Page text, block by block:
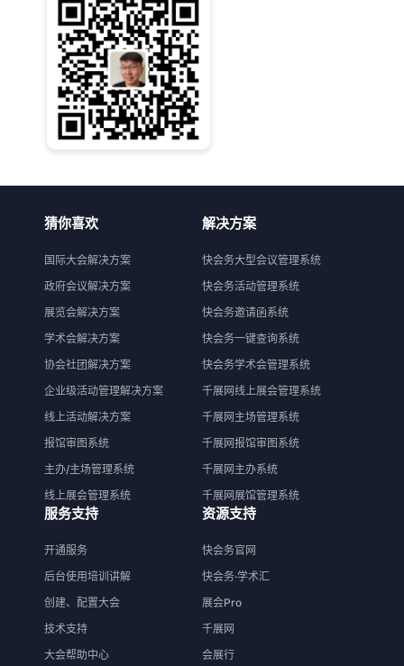
猜你喜欢
国际大会解决方案
政府会议解决方案
展览会解决方案
学术会解决方案
协会社团解决方案
企业级活动管理解决方案
线上活动解决方案
报馆审图系统
主办/主场管理系统
线上展会管理系统
解决方案
快会务大型会议管理系统
快会务活动管理系统
快会务邀请函系统
快会务一键查询系统
快会务学术会管理系统
千展网线上展会管理系统
千展网主场管理系统
千展网报馆审图系统
千展网主办系统
千展网展馆管理系统
服务支持
开通服务
后台使用培训讲解
创建、配置大会
技术支持
大会帮助中心
资源支持
快会务官网
快会务·学术汇
展会Pro
千展网
会展行